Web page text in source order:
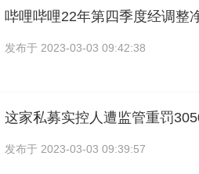
哔哩哔哩22年第四季度经调整
发布于 2023-03-03 09:42:38
这家私募实控人遭监管重罚
发布于 2023-03-03 09:39:57